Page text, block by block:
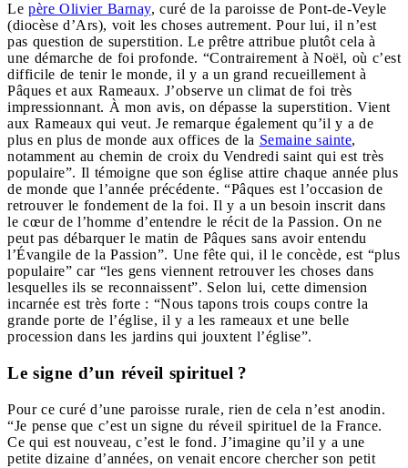
Le père Olivier Barnay, curé de la paroisse de Pont-de-Veyle
(diocèse d’Ars), voit les choses autrement. Pour lui, il n’est
pas question de superstition. Le prêtre attribue plutôt cela à
une démarche de foi profonde. “Contrairement à Noël, où c’est
difficile de tenir le monde, il y a un grand recueillement à
Pâques et aux Rameaux. J’observe un climat de foi très
impressionnant. À mon avis, on dépasse la superstition. Vient
aux Rameaux qui veut. Je remarque également qu’il y a de
plus en plus de monde aux offices de la Semaine sainte,
notamment au chemin de croix du Vendredi saint qui est très
populaire”. Il témoigne que son église attire chaque année plus
de monde que l’année précédente. “Pâques est l’occasion de
retrouver le fondement de la foi. Il y a un besoin inscrit dans
le cœur de l’homme d’entendre le récit de la Passion. On ne
peut pas débarquer le matin de Pâques sans avoir entendu
l’Évangile de la Passion”. Une fête qui, il le concède, est “plus
populaire” car “les gens viennent retrouver les choses dans
lesquelles ils se reconnaissent”. Selon lui, cette dimension
incarnée est très forte : “Nous tapons trois coups contre la
grande porte de l’église, il y a les rameaux et une belle
procession dans les jardins qui jouxtent l’église”.
Le signe d’un réveil spirituel ?
Pour ce curé d’une paroisse rurale, rien de cela n’est anodin.
“Je pense que c’est un signe du réveil spirituel de la France.
Ce qui est nouveau, c’est le fond. J’imagine qu’il y a une
petite dizaine d’années, on venait encore chercher son petit